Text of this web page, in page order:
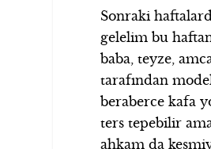
Sonraki
gelelim bu
baba, teyze,
tarafından
beraberce kafa
ters tepebilir
ahkam da